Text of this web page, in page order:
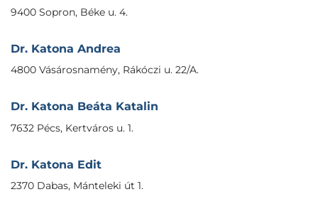
9400 Sopron, Béke u. 4.
Dr. Katona Andrea
4800 Vásárosnamény, Rákóczi u. 22/A.
Dr. Katona Beáta Katalin
7632 Pécs, Kertváros u. 1.
Dr. Katona Edit
2370 Dabas, Mánteleki út 1.